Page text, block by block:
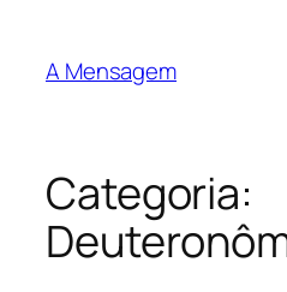
A Mensagem
Categoria: